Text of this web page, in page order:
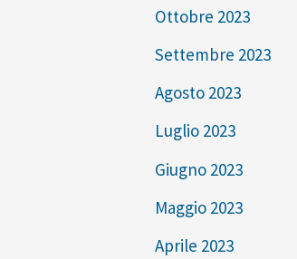
Ottobre 2023
Settembre 2023
Agosto 2023
Luglio 2023
Giugno 2023
Maggio 2023
Aprile 2023